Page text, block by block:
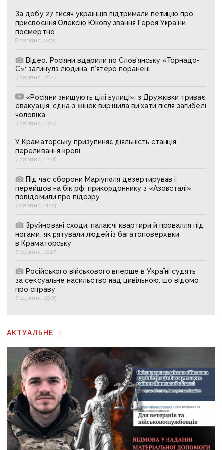
За добу 27 тисяч українців підтримали петицію про
присвоєння Олексію Юкову звання Героя України
посмертно
8 серпня, 07:00
Відео. Росіяни вдарили по Слов’янську «Торнадо-
С»: загинула людина, п’ятеро поранені
7 серпня, 16:27
«Росіяни знищують цілі вулиці»: з Дружківки триває
евакуація, одна з жінок вирішила виїхати після загибелі
чоловіка
7 серпня, 13:05
У Краматорську призупиняє діяльність станція
переливання крові
7 серпня, 12:16
Під час оборони Маріуполя дезертирував і
перейшов на бік рф: прикордоннику з «Азовсталі»
повідомили про підозру
7 серпня, 11:03
Зруйновані сходи, палаючі квартири й провалля під
ногами: як рятували людей із багатоповерхівки
в Краматорську
7 серпня, 10:17
Російського військового вперше в Україні судять
за сексуальне насильство над цивільною: що відомо
про справу
7 серпня, 09:05
АКТУАЛЬНЕ